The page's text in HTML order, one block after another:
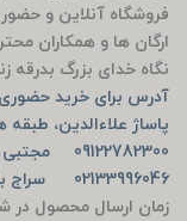
فروشگاه آنلاین و
ارگان ها و همکاران
نگاه خدای بزرگ بدرقه
آدرس برای خرید
پاساژ علاءالدین،
09122782300 مجتبی فرهانی
02133996046 سراج باشی
زمان ارسال محصول در